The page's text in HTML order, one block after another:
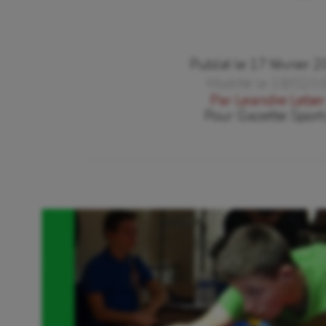
Publié le
17 février
Par
Leandre Leber
Gazette Sports